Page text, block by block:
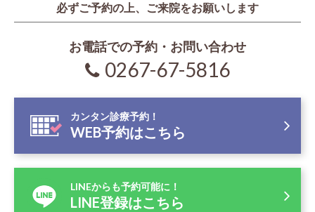
必ずご予約の上、ご来院をお願いします
お電話での予約・お問い合わせ
0267-67-5816
カンタン診療予約！
WEB予約はこちら
LINEからも予約可能に！
LINE登録はこちら